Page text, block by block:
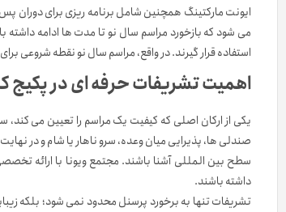
ایونت مارکتینگ همچنین شامل برنامه ریزی برای دوران
می شود که بازخورد مراسم سال نو تا مدت ها ادامه
استفاده قرار گیرند. در واقع، مراسم سال نو نقطه شروعی
اهمیت تشریفات حرفه ای در
یکی از ارکان اصلی که کیفیت یک مراسم را تعیین می
صندلی ها، پذیرایی میان وعده، سرو ناهار یا شام و در
سطح بین المللی آشنا باشند. مجتمع ویونا با ارائه
داشته باشند.
تشریفات تنها به برخورد پرسنل محدود نمی شود؛ بلکه